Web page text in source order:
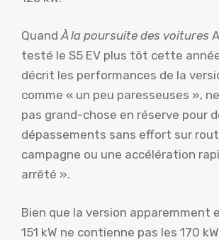
QuandÀ la poursuite des voitures
testé le S5 EV plus tôt cette
décrit les performances de la
comme « un peu paresseuses »,
pas grand-chose en réserve pour
dépassements sans effort sur
campagne ou une accélération
arrêté ».
Bien que la version apparemment
151 kW ne contienne pas les 170